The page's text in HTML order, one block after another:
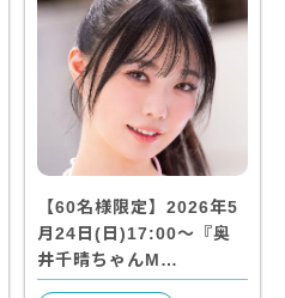
【60名様限定】2026年5
月24日(日)17:00～『奥
井千晴ちゃんM…